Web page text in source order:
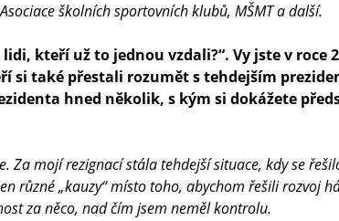
školních sportovních klubů, MŠMT a další.
kteří už to jednou vzdali?“. Vy jste v roce
si také přestali rozumět s tehdejším
hned několik, s kým si dokážete
Za mojí rezignací stála tehdejší situace, kdy se
různé „kauzy“ místo toho, abychom řešili rozvoj
za něco, nad čím jsem neměl kontrolu.